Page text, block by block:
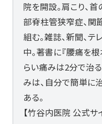
院を開設。肩こり、首
部脊柱管狭窄症、関
組む。雑誌、新聞、
中。著書に『腰痛を根
らい痛みは2分で治る
みは、自分で簡単に
ある。
【竹谷内医院 公式サ